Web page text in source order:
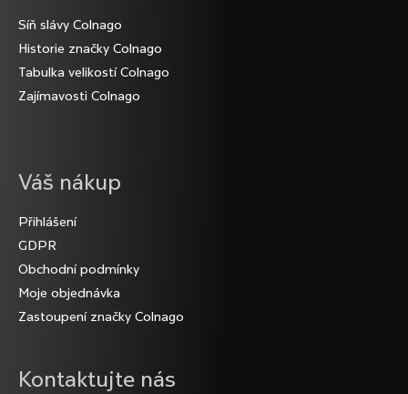
Síň slávy Colnago
Historie značky Colnago
Tabulka velikostí Colnago
Zajímavosti Colnago
Váš nákup
Přihlášení
GDPR
Obchodní podmínky
Moje objednávka
Zastoupení značky Colnago
Kontaktujte nás